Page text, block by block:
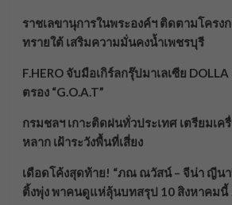
ราชเลขานุการในพระองค์ฯ ติดตามโครง
ทรายใต้ เสริมความมั่นคงน้ำเพชรบุรี
F.HERO จับมือเกิร์ลกรุ๊ปมาเลเซีย
ตรอง “G.O.A.T”
กรมชลฯ เกาะติดฝนทั่วประเทศ เตรียมเค
หลาก เฝ้าระวังพื้นที่เสี่ยง
เดือดโค้งสุดท้าย! “ภณ ณวัสน์ – จีน่า ญีนา”
ติ้งพุ่ง พาคนดูแห่ลุ้นบทสรุป 10 สิงหาคมนี้